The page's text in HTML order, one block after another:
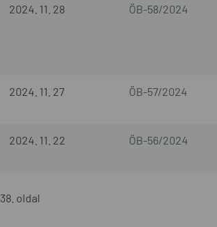
2024. 11. 28 ÖB-58/2024
2024. 11. 27 ÖB-57/2024
2024. 11. 22 ÖB-56/2024
oldal